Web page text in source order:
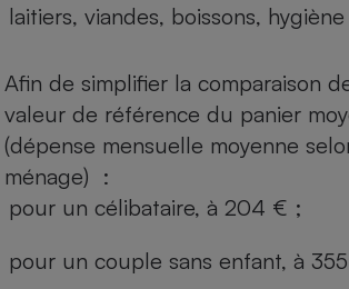
laitiers, viandes, boissons,
Afin de simplifier la comparaison
valeur de référence du panier
(dépense mensuelle moyenne
ménage) :
pour un célibataire, à 204 € ;
pour un couple sans enfant, à